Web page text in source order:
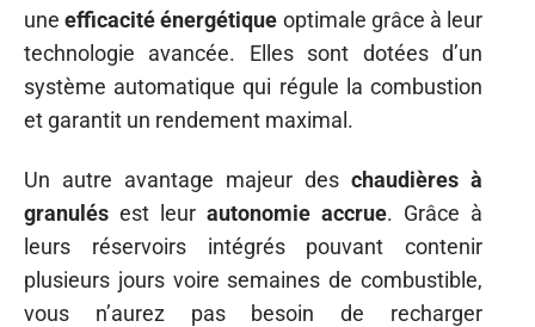
uneefficacité énergétique optimale grâce à leur
technologie avancée. Elles sont dotées d’un
système automatique qui régule la combustion
et garantit un rendement maximal.
Un autre avantage majeur des chaudières à
granulés est leur autonomie accrue. Grâce à
leurs réservoirs intégrés pouvant contenir
plusieurs jours voire semaines de combustible,
vous n’aurez pas besoin de recharger